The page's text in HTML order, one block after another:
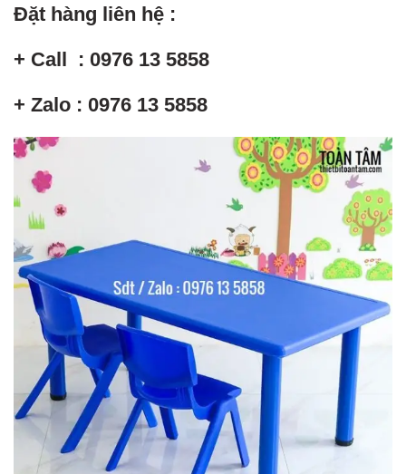
Đặt hàng liên hệ :
+ Call : 0976 13 5858
+ Zalo : 0976 13 5858